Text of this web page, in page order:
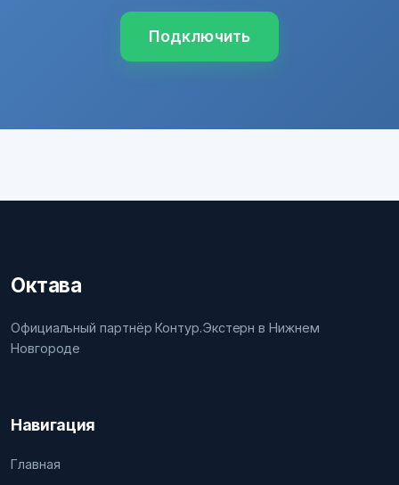
Подключить
Октава
Официальный партнёр Контур.Экстерн в Нижнем
Новгороде
Навигация
Главная